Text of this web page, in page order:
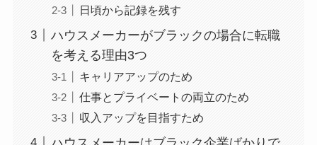
日頃から記録を残す
ハウスメーカーがブラックの場合に転職
を考える理由3つ
キャリアアップのため
仕事とプライベートの両立のため
収入アップを目指すため